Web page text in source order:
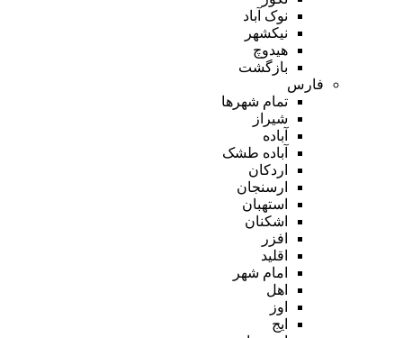
نوک آباد
نیکشهر
هیدوچ
بازگشت
فارس
تمام شهر‌ها
شیراز
آباده
آباده طشک
اردکان
ارسنجان
استهبان
اشکنان
افزر
اقلید
امام شهر
اهل
اوز
ایج